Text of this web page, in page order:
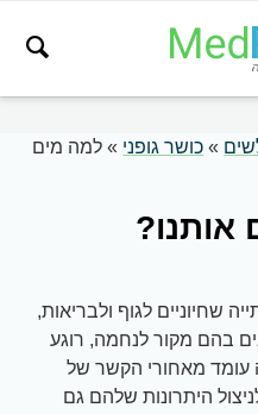
» כושר גופני » למה מים
אותנו?
שחיוניים לגוף ולבריאות,
בהם מקור לנחמה, רוגע
עומד מאחורי הקשר של
היתרונות שלהם גם